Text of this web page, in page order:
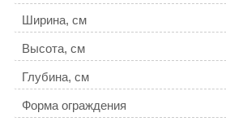
Ширина, см
Высота, см
Глубина, см
Форма ограждения